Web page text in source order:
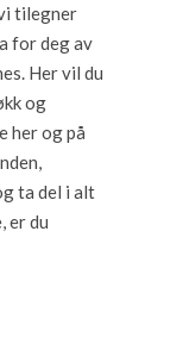
tilegner
for deg av
Her vil du
og
her og på
ta del i alt
er du